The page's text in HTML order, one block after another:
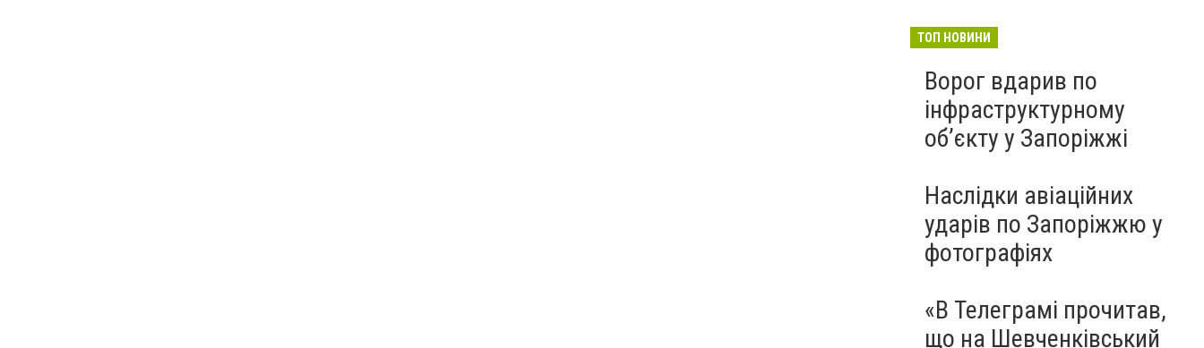
ТОП НОВИНИ
Ворог вдарив по
інфраструктурному
обʼєкту у Запоріжжі
Наслідки авіаційних
ударів по Запоріжжю у
фотографіях
«В Телеграмі прочитав,
що на Шевченківський